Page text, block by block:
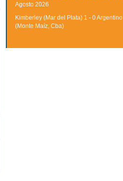
Agosto 2026
Kimberley (Mar del Plata) 1 - 0 Argentino
(Monte Maíz, Cba)